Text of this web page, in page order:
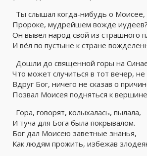
Ты слышал когда-нибудь о Моисее,
Пророке, мудрейшем вожде иудеев?
Он вывел народ свой из страшного
И вёл по пустыне к стране
Дошли до священной горы на
Что может случиться в тот вечер, не
Вдруг Бог, ничего не сказав о
Позвал Моисея подняться к
Гора, говорят, колыхалась, пылала,
И туча для Бога была покрывалом.
Бог дал Моисею заветные знанья,
Как людям прожить, избежав